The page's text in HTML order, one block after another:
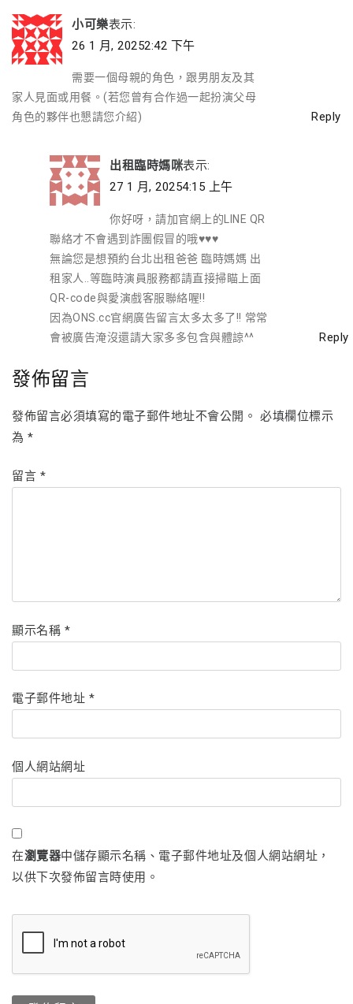
小可樂表示:
26 1 月, 20252:42 下午
需要一個母親的角色，跟男朋友及其
家人見面或用餐。(若您曾有合作過一起扮演父母
角色的夥伴也懇請您介紹)
Reply
出租臨時媽咪表示:
27 1 月, 20254:15 上午
你好呀，請加官網上的LINE QR
聯絡才不會遇到詐團假冒的哦♥♥♥
無論您是想預約台北出租爸爸 臨時媽媽 出
租家人..等臨時演員服務都請直接掃瞄上面
QR-code與愛演戲客服聯絡喔!!
因為ONS.cc官網廣告留言太多太多了!! 常常
會被廣告淹沒還請大家多多包含與體諒^^
Reply
發佈留言
發佈留言必須填寫的電子郵件地址不會公開。 必填欄位標示
為*
留言 *
顯示名稱 *
電子郵件地址 *
個人網站網址
在瀏覽器中儲存顯示名稱、電子郵件地址及個人網站網址，
以供下次發佈留言時使用。